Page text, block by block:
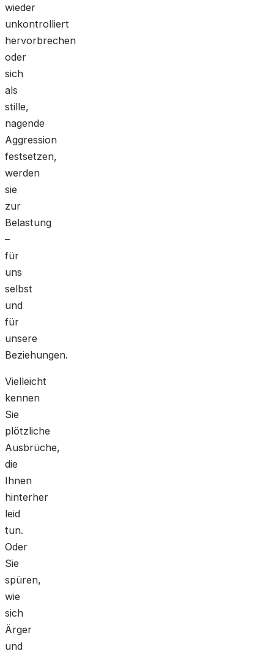
wieder
unkontrolliert
hervorbrechen
oder
sich
als
stille,
nagende
Aggression
festsetzen,
werden
sie
zur
Belastung
–
für
uns
selbst
und
für
unsere
Beziehungen.
Vielleicht
kennen
Sie
plötzliche
Ausbrüche,
die
Ihnen
hinterher
leid
tun.
Oder
Sie
spüren,
wie
sich
Ärger
und